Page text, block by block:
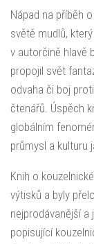
Nápad na příběh
světě mudlů,
v autorčině hlavě
propojil svět
odvaha či boj
čtenářů. Úspěch
globálním
průmysl a kulturu
Knih o
výtisků a byly
nejprodávanější a
popisující